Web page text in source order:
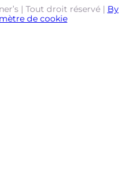
| Tout droit réservé | By
de cookie